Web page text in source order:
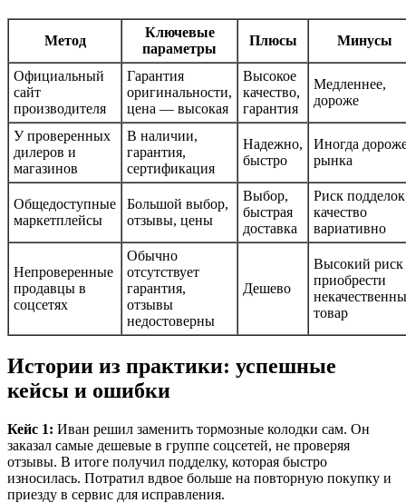
Метод
Ключевые
параметры
Плюсы Минусы
Официальный
сайт
производителя
Гарантия
оригинальности,
цена — высокая
Высокое
качество,
гарантия
Медленнее,
дороже
У проверенных
дилеров и
магазинов
В наличии,
гарантия,
сертификация
Надежно,
быстро
Иногда
рынка
Общедоступные
маркетплейсы
Большой выбор,
отзывы, цены
Выбор,
быстрая
доставка
Риск
качество
вариативно
Непроверенные
продавцы в
соцсетях
Обычно
отсутствует
гарантия,
отзывы
недостоверны
Дешево
Высокий риск
приобрести
товар
Истории из практики: успешные
кейсы и ошибки
Кейс 1: Иван решил заменить тормозные колодки сам. Он
заказал самые дешевые в группе соцсетей, не проверяя
отзывы. В итоге получил подделку, которая быстро
износилась. Потратил вдвое больше на повторную покупку и
приезду в сервис для исправления.